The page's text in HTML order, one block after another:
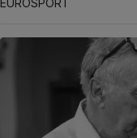
EUROSPORT